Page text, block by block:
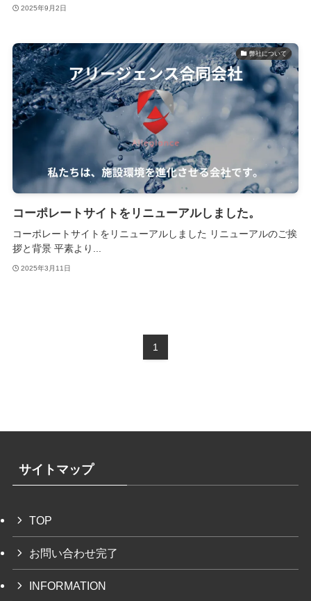
2025年9月2日
弊社について
コーポレートサイトをリニューアルしました。
コーポレートサイトをリニューアルしました リニューアルのご挨
拶と背景 平素より...
2025年3月11日
1
サイトマップ
TOP
お問い合わせ完了
INFORMATION